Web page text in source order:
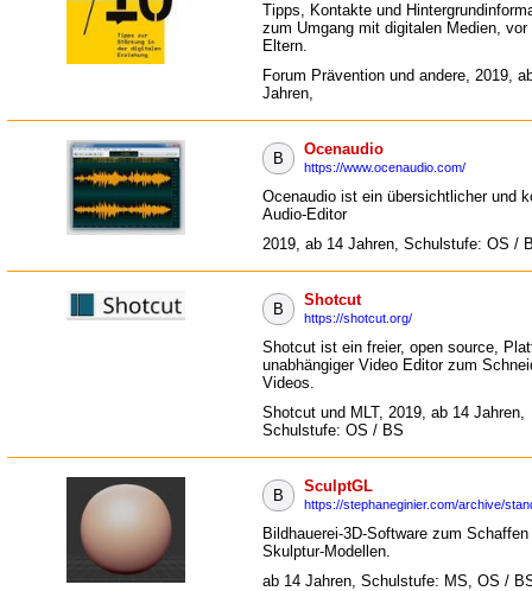
Tipps, Kontakte und
zum Umgang mit digitalen Medien, vor
Eltern.
Forum Prävention und andere, 2019,
Jahren,
B
Ocenaudio
https://www.ocenaudio.com/
Ocenaudio ist ein übersichtlicher und
Audio-Editor
2019, ab 14 Jahren, Schulstufe: OS /
B
Shotcut
https://shotcut.org/
Shotcut ist ein freier, open source,
unabhängiger Video Editor zum
Videos.
Shotcut und MLT, 2019, ab 14 Jahren,
Schulstufe: OS / BS
B
SculptGL
https://stephaneginier.com/archive/
Bildhauerei-3D-Software zum
Skulptur-Modellen.
ab 14 Jahren, Schulstufe: MS, OS /